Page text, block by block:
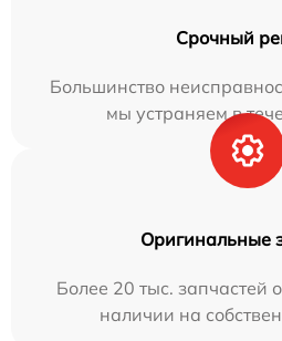
Срочный
Большинство
мы устраняем в
Оригинальные
Более 20 тыс. запчастей
наличии на